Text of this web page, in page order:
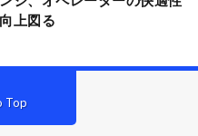
向上図る
Top